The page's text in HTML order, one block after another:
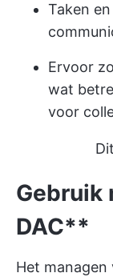
Taken
Ervoor
wat
voor
Gebruik
DAC**
Het